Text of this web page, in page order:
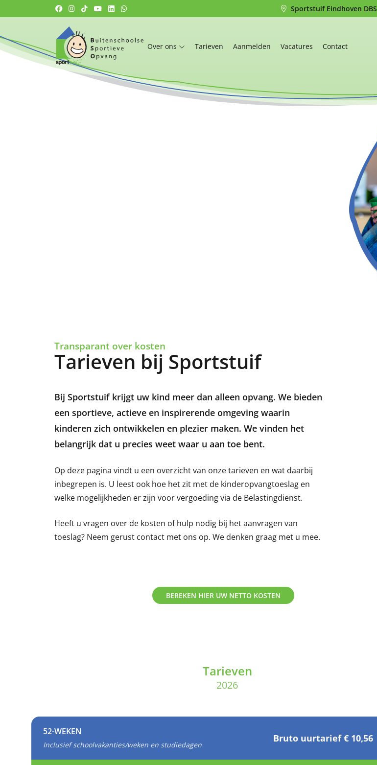
Sportstuif Eindhoven DBS
Over ons Tarieven Aanmelden Vacatures Contact
Transparant over kosten
Tarieven bij Sportstuif
Bij Sportstuif krijgt uw kind meer dan alleen opvang. We bieden
een sportieve, actieve en inspirerende omgeving waarin
kinderen zich ontwikkelen en plezier maken. We vinden het
belangrijk dat u precies weet waar u aan toe bent.
Op deze pagina vindt u een overzicht van onze tarieven en wat daarbij
inbegrepen is. U leest ook hoe het zit met de kinderopvangtoeslag en
welke mogelijkheden er zijn voor vergoeding via de Belastingdienst.
Heeft u vragen over de kosten of hulp nodig bij het aanvragen van
toeslag? Neem gerust contact met ons op. We denken graag met u mee.
BEREKEN HIER UW NETTO KOSTEN
Tarieven
2026
52-WEKEN
Inclusief schoolvakanties/weken en studiedagen
Bruto uurtarief € 10,56